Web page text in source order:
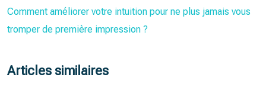
Comment améliorer votre intuition pour ne plus jamais vous
tromper de première impression ?
Articles similaires